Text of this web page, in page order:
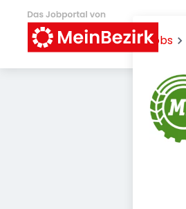
Jobs